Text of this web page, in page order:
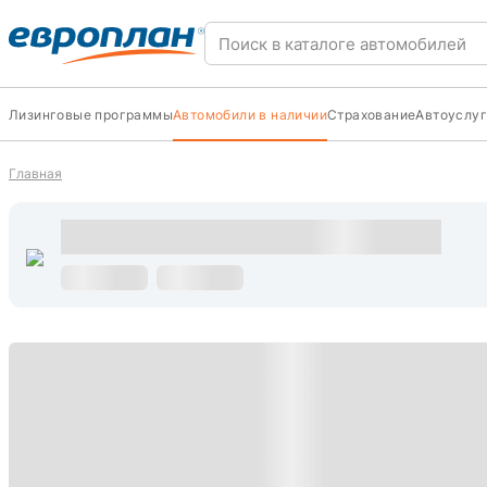
Лизинговые программыАвтомобили в наличииСтрахование
Главная